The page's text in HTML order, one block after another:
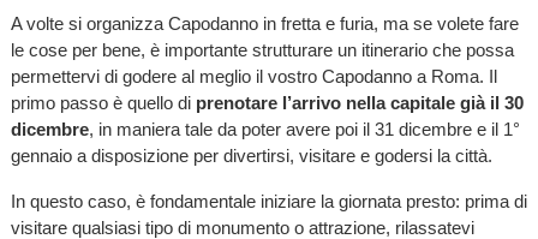
A volte si organizza Capodanno in fretta e furia, ma se volete fare
le cose per bene, è importante strutturare un itinerario che possa
permettervi di godere al meglio il vostro Capodanno a Roma. Il
primo passo è quello di prenotare l’arrivo nella capitale già il 30
dicembre, in maniera tale da poter avere poi il 31 dicembre e il 1°
gennaio a disposizione per divertirsi, visitare e godersi la città.
In questo caso, è fondamentale iniziare la giornata presto: prima di
visitare qualsiasi tipo di monumento o attrazione, rilassatevi